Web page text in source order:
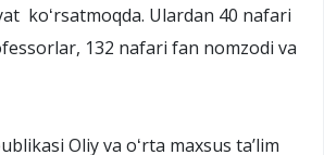
koʻrsatmoqda. Ulardan 40 nafari
132 nafari fan nomzodi va
Oliy va oʻrta maxsus taʼlim